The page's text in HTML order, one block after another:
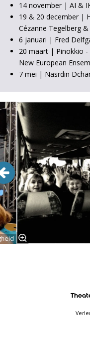
14 november | AI &
19 & 20 december |
Cézanne Tegelberg
6 januari | Fred
20 maart | Pinokkio -
New European
7 mei | Nasrdin
Overslaan